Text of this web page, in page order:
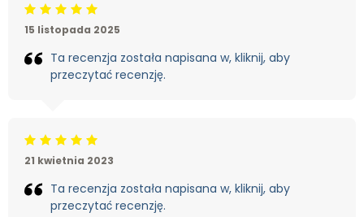
Beoordeling: 5/5
15 listopada 2025
Ta recenzja została napisana w, kliknij, aby
przeczytać recenzję.
Beoordeling: 5/5
21 kwietnia 2023
Ta recenzja została napisana w, kliknij, aby
przeczytać recenzję.